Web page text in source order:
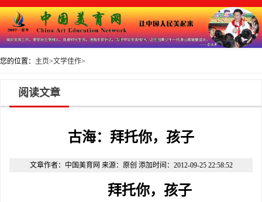
您的位置： 主页>文学佳作>
阅读文章
古海：拜托你，孩子
文章作者：中国美育网 来源：原创 添加时间：2012-09-25 22:58:52
拜托你，孩子